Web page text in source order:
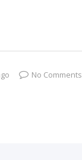
No Comments